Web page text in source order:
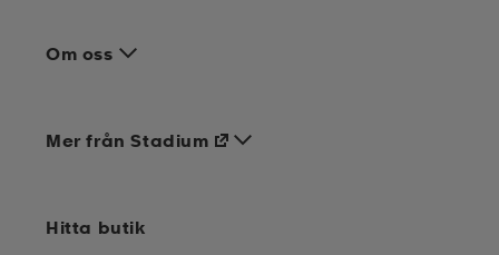
Om oss
Mer från Stadium
Hitta butik